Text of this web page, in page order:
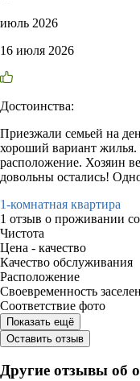
июль 2026
16 июля 2026
Достоинства:
Приезжали семьей на
хороший вариант
расположение. Хозяин
довольны остались!
1-комнатная квартира
1 отзыв о проживании
Чистота
Цена - качество
Качество обслуживания
Расположение
Своевременность
Соответствие фото
Показать ещё
Оставить отзыв
Другие отзывы об